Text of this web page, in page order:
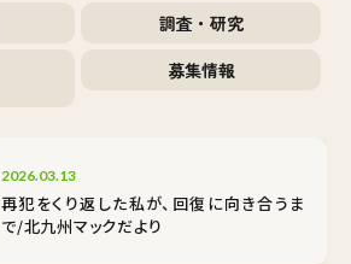
調査・研究
募集情報
2026.03.13
再犯をくり返した私が、回復に向き合うま
で/北九州マックだより